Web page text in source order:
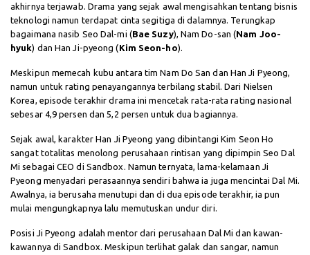
akhirnya terjawab. Drama yang sejak awal mengisahkan tentang bisnis
teknologi namun terdapat cinta segitiga di dalamnya. Terungkap
bagaimana nasib Seo Dal-mi (Bae Suzy), Nam Do-san (Nam Joo-
hyuk) dan Han Ji-pyeong (Kim Seon-ho).
Meskipun memecah kubu antara tim Nam Do San dan Han Ji Pyeong,
namun untuk rating penayangannya terbilang stabil. Dari Nielsen
Korea, episode terakhir drama ini mencetak rata-rata rating nasional
sebesar 4,9 persen dan 5,2 persen untuk dua bagiannya.
Sejak awal, karakter Han Ji Pyeong yang dibintangi Kim Seon Ho
sangat totalitas menolong perusahaan rintisan yang dipimpin Seo Dal
Mi sebagai CEO di Sandbox. Namun ternyata, lama-kelamaan Ji
Pyeong menyadari perasaannya sendiri bahwa ia juga mencintai Dal Mi.
Awalnya, ia berusaha menutupi dan di dua episode terakhir, ia pun
mulai mengungkapnya lalu memutuskan undur diri.
Posisi Ji Pyeong adalah mentor dari perusahaan Dal Mi dan kawan-
kawannya di Sandbox. Meskipun terlihat galak dan sangar, namun